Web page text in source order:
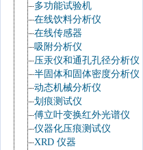
多功能试验机
在线饮料分析仪
在线传感器
吸附分析仪
压汞仪和通孔孔径分析仪
半固体和固体密度分析仪
动态机械分析仪
划痕测试仪
傅立叶变换红外光谱仪
仪器化压痕测试仪
XRD 仪器